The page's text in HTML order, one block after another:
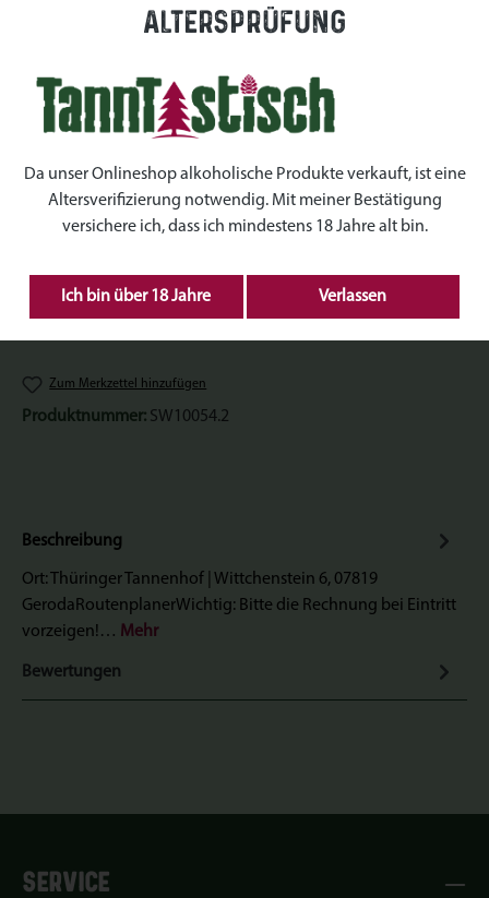
Uhrzeitenauswählen
auswählen
Produkt Anzahl: Gib den gewünschten Wert
IN DEN WARENKORB
Zum Merkzettel hinzufügen
Produktnummer: SW10054.2
Beschreibung
Ort: Thüringer Tannenhof | Wittchenstein 6, 07819
GerodaRoutenplanerWichtig: Bitte die Rechnung bei Eintritt
vorzeigen!… Mehr
Bewertungen
SERVICE
Altersprüfung
Da unser Onlineshop alkoholische Produkte verkauft, ist eine
Altersverifizierung notwendig. Mit meiner Bestätigung
versichere ich, dass ich mindestens 18 Jahre alt bin.
Ich bin über 18 Jahre Verlassen